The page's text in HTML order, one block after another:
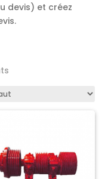
devis) et créez